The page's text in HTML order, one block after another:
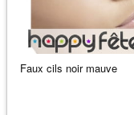
Faux cils noir mauve